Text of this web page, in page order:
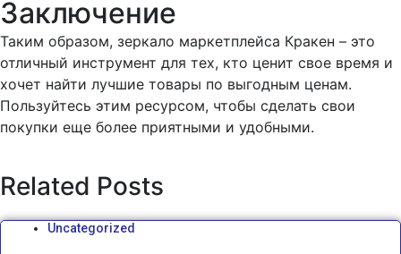
Заключение
Таким образом, зеркало маркетплейса Кракен – это
отличный инструмент для тех, кто ценит свое время и
хочет найти лучшие товары по выгодным ценам.
Пользуйтесь этим ресурсом, чтобы сделать свои
покупки еще более приятными и удобными.
Related Posts
Uncategorized